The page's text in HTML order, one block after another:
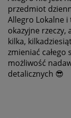
przedmiot
Allegro Lokalne
okazyjne
kilka,
zmieniać
możliwość
detalicznych 😎